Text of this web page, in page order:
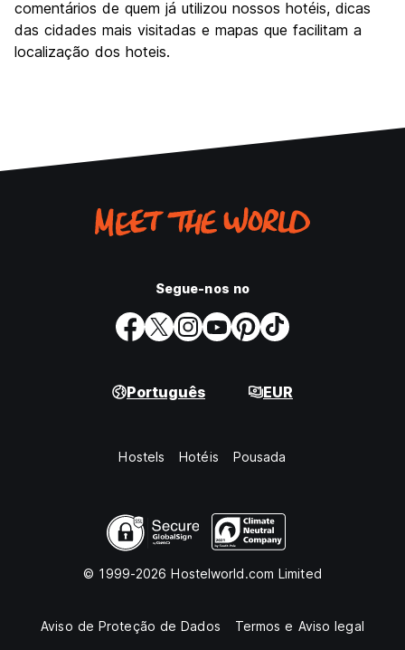
comentários de quem já utilizou nossos hotéis, dicas
das cidades mais visitadas e mapas que facilitam a
localização dos hoteis.
Segue-nos no
Português EUR
Hostels Hotéis Pousada
© 1999-2026 Hostelworld.com Limited
Aviso de Proteção de Dados Termos e Aviso legal